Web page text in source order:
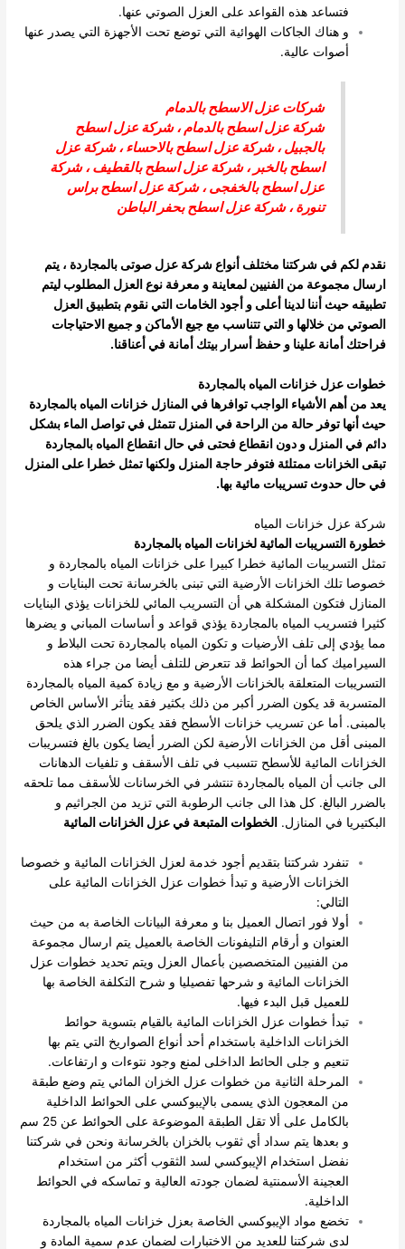
فتساعد هذه القواعد على العزل الصوتي عنها.
و هناك الجاكات الهوائية التي توضع تحت الأجهزة التي يصدر عنها
أصوات عالية.
شركات عزل الاسطح بالدمام
شركة عزل اسطح بالدمام،شركة عزل اسطح
بالجبيل،شركة عزل اسطح بالاحساء،شركة عزل
اسطح بالخبر ،شركة عزل اسطح بالقطيف،شركة
عزل اسطح بالخفجى، شركة عزل اسطح براس
تنورة ،شركة عزل اسطح بحفر الباطن
نقدم لكم في شركتنا مختلف أنواع شركة عزل صوتى بالمجاردة ، يتم
ارسال مجموعة من الفنيين لمعاينة و معرفة نوع العزل المطلوب ليتم
تطبيقه حيث أننا لدينا أعلى و أجود الخامات التي نقوم بتطبيق العزل
الصوتي من خلالها و التي تتناسب مع جيع الأماكن و جميع الاحتياجات
فراحتك أمانة علينا و حفظ أسرار بيتك أمانة في أعناقنا.
خطوات عزل خزانات المياه بالمجاردة
يعد من أهم الأشياء الواجب توافرها في المنازل خزانات المياه بالمجاردة
حيث أنها توفر حالة من الراحة في المنزل تتمثل في تواصل الماء بشكل
دائم في المنزل و دون انقطاع فحتى في حال انقطاع المياه بالمجاردة
تبقى الخزانات ممتلئة فتوفر حاجة المنزل ولكنها تمثل خطرا على المنزل
في حال حدوث تسريبات مائية بها.
شركة عزل خزانات المياه
خطورة التسريبات المائية لخزانات المياه بالمجاردة
تمثل التسريبات المائية خطرا كبيرا على خزانات المياه بالمجاردة و
خصوصا تلك الخزانات الأرضية التي تبنى بالخرسانة تحت البنايات و
المنازل فتكون المشكلة هي أن التسريب المائي للخزانات يؤذي البنايات
كثيرا فتسريب المياه بالمجاردة يؤذي قواعد و أساسات المباني و يضرها
مما يؤدي إلى تلف الأرضيات و تكون المياه بالمجاردة تحت البلاط و
السيراميك كما أن الحوائط قد تتعرض للتلف أيضا من جراء هذه
التسريبات المتعلقة بالخزانات الأرضية و مع زيادة كمية المياه بالمجاردة
المتسربة قد يكون الضرر أكبر من ذلك بكثير فقد يتأثر الأساس الخاص
بالمبنى. أما عن تسريب خزانات الأسطح فقد يكون الضرر الذي يلحق
المبنى أقل من الخزانات الأرضية لكن الضرر أيضا يكون بالغ فتسريبات
الخزانات المائية للأسطح تتسبب في تلف الأسقف و تلفيات الدهانات
الى جانب أن المياه بالمجاردة تنتشر في الخرسانات للأسقف مما تلحقه
بالضرر البالغ. كل هذا الى جانب الرطوبة التي تزيد من الجراثيم و
البكتيريا في المنازل. الخطوات المتبعة في عزل الخزانات المائية
تنفرد شركتنا بتقديم أجود خدمة لعزل الخزانات المائية و خصوصا
الخزانات الأرضية و تبدأ خطوات عزل الخزانات المائية على
التالي:
أولا فور اتصال العميل بنا و معرفة البيانات الخاصة به من حيث
العنوان و أرقام التليفونات الخاصة بالعميل يتم ارسال مجموعة
من الفنيين المتخصصين بأعمال العزل ويتم تحديد خطوات عزل
الخزانات المائية و شرحها تفصيليا و شرح التكلفة الخاصة بها
للعميل قبل البدء فيها.
تبدأ خطوات عزل الخزانات المائية بالقيام بتسوية حوائط
الخزانات الداخلية باستخدام أحد أنواع الصواريخ التي يتم بها
تنعيم و جلى الحائط الداخلى لمنع وجود نتوءات و ارتفاعات.
المرحلة الثانية من خطوات عزل الخزان المائي يتم وضع طبقة
من المعجون الذي يسمى بالإيبوكسي على الحوائط الداخلية
بالكامل على ألا تقل الطبقة الموضوعة على الحوائط عن 25 سم
و بعدها يتم سداد أي ثقوب بالخزان بالخرسانة ونحن في شركتنا
نفضل استخدام الإيبوكسي لسد الثقوب أكثر من استخدام
العجينة الأسمنتية لضمان جودته العالية و تماسكه في الحوائط
الداخلية.
تخضع مواد الإيبوكسي الخاصة بعزل خزانات المياه بالمجاردة
لدى شركتنا للعديد من الاختبارات لضمان عدم سمية المادة و